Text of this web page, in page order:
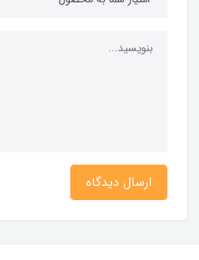
ارسال دیدگاه